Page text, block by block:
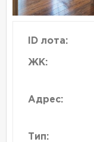
ID лота:
ЖК:
Адрес:
Тип: